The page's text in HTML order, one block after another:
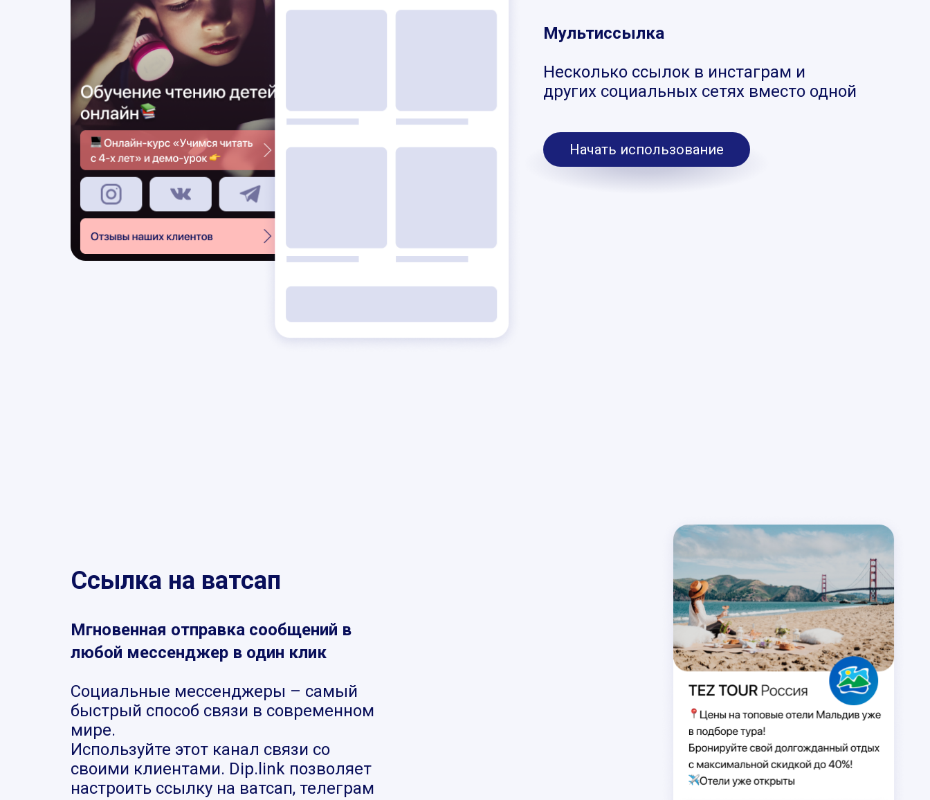
Мультиссылка
Несколько ссылок в инстаграм и
других социальных сетях вместо одной
Начать использование
SKYPE
MESSENGER
VIBER
TELEGRAM
WHATSAPP
Здравствуйте! Хочу заказать
☀️
Ссылка на ватсап
Мгновенная отправка сообщений в
любой мессенджер в один клик
Социальные мессенджеры – самый
быстрый способ связи в современном
мире.
Используйте этот канал связи со
своими клиентами. Dip.link позволяет
настроить ссылку на ватсап, телеграм